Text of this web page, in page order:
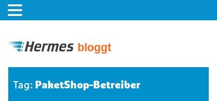
bloggt
Tag: PaketShop-Betreiber